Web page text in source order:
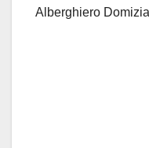
Alberghiero